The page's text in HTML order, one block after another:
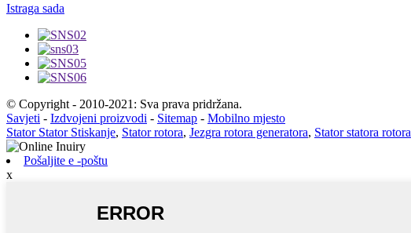
Istraga sada
© Copyright - 2010-2021: Sva prava pridržana.
Savjeti - Izdvojeni proizvodi - Sitemap - Mobilno mjesto
Stator Stator Stiskanje, Stator rotora, Jezgra rotora generatora, Stator statora rotora
Pošaljite e -poštu
x